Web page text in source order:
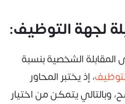
لجهة التوظيف:
الشخصية بنسبة
، إذ يختبر المحاور
وبالتالي يتمكن من اختيار